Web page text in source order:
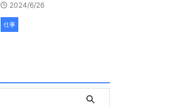
2024/6/26
仕事